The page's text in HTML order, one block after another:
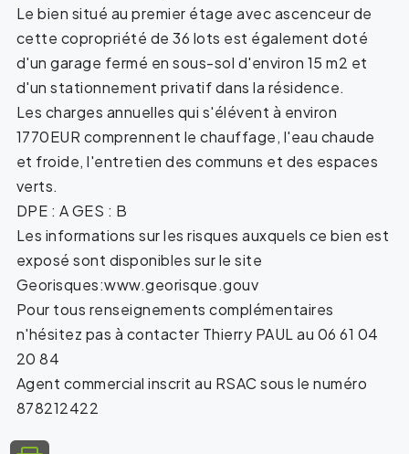
Le bien situé au premier étage avec ascenceur de
cette copropriété de 36 lots est également doté
d'un garage fermé en sous-sol d'environ 15 m2 et
d'un stationnement privatif dans la résidence.
Les charges annuelles qui s'élévent à environ
1770EUR comprennent le chauffage, l'eau chaude
et froide, l'entretien des communs et des espaces
verts.
DPE : A GES : B
Les informations sur les risques auxquels ce bien est
exposé sont disponibles sur le site
Georisques:www.georisque.gouv
Pour tous renseignements complémentaires
n'hésitez pas à contacter Thierry PAUL au 06 61 04
20 84
Agent commercial inscrit au RSAC sous le numéro
878212422